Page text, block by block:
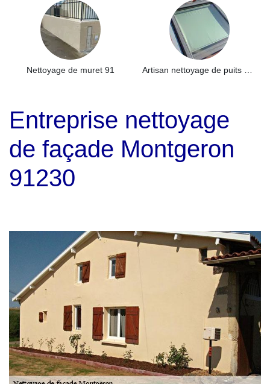
Nettoyage de muret 91
Entreprise nettoyage
de façade Montgeron
91230